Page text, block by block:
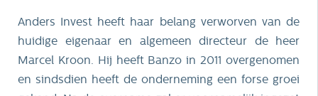
Anders Invest heeft haar belang verworven van de
huidige eigenaar en algemeen directeur de heer
Marcel Kroon. Hij heeft Banzo in 2011 overgenomen
en sindsdien heeft de onderneming een forse groei